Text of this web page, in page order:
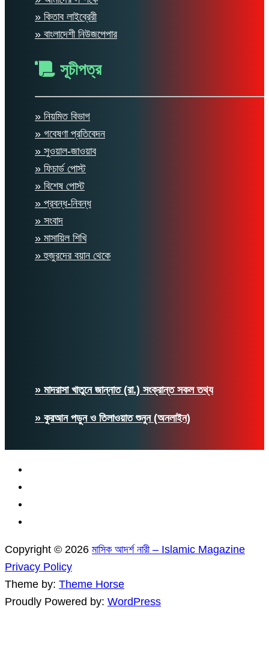
» কিতাব লাইব্রেরী
» বাংলাদেশী নিউজপেপার
সূচীপত্র
» নিয়মিত বিভাগ
» গবেষণা প্রতিবেদন
» সুওয়াল-জাওয়াব
» ফিচার্ড পোস্ট
» বিশেষ পোস্ট
» প্রবন্ধ-নিবন্ধ
» সংবাদ
» মাসায়িল শিখি
» হুজুরদের বয়ান থেকে
» মাদরাসা খাতুনে জান্নাত (রা.) সংক্রান্ত সকল তথ্য
» কুরআন পড়ুন ও তিলাওয়াত শুনুন (অনলাইন)
Copyright © 2026 মাসিক আদর্শ নারী – Islamic Magazine
Privacy Policy
Theme by: Theme Horse
Proudly Powered by: WordPress